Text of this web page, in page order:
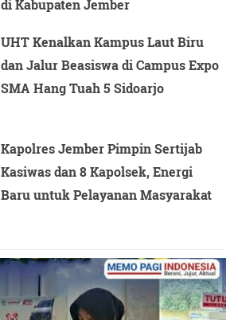
di Kabupaten Jember
UHT Kenalkan Kampus Laut Biru
dan Jalur Beasiswa di Campus Expo
SMA Hang Tuah 5 Sidoarjo
Kapolres Jember Pimpin Sertijab
Kasiwas dan 8 Kapolsek, Energi
Baru untuk Pelayanan Masyarakat